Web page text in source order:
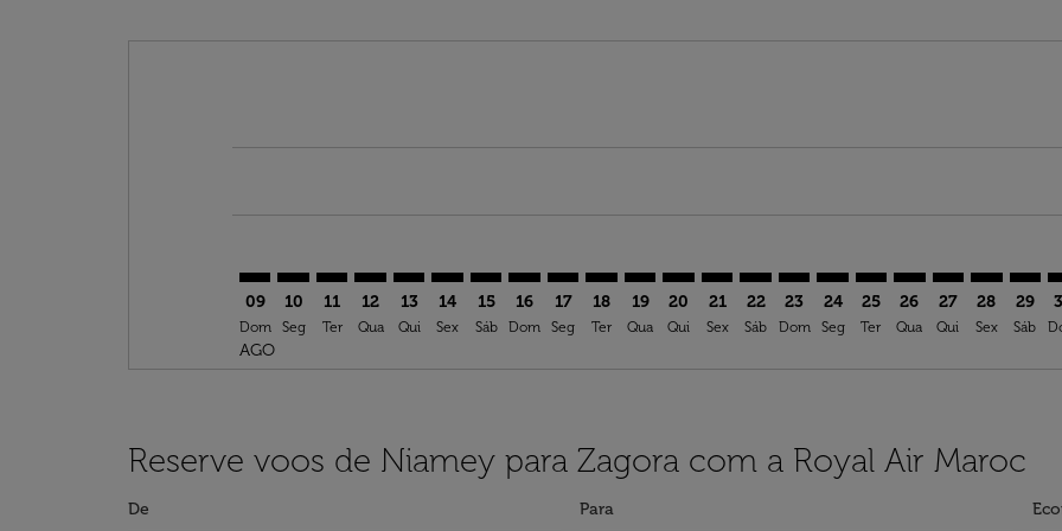
09
Dom
AGO
10
Seg
11
Ter
12
Qua
13
Qui
14
Sex
15
Sáb
16
Dom
17
Seg
18
Ter
19
Qua
20
Qui
NIM–OZG: cmp-view-offers-disclaimer.
21
Sex
NIM–OZG: cmp-view-offers-
22
Sáb
NIM–OZG: cmp-view-offers-
23
Dom
NIM–OZG: cmp-view-
24
Seg
NIM–OZG: cmp-view-
25
Ter
NIM–OZG: cmp-
26
Qua
NIM–OZG:
27
Qui
28
Sex
29
Sáb
Reserve voos de Niamey para Zagora com a Royal Air Maroc
De Para